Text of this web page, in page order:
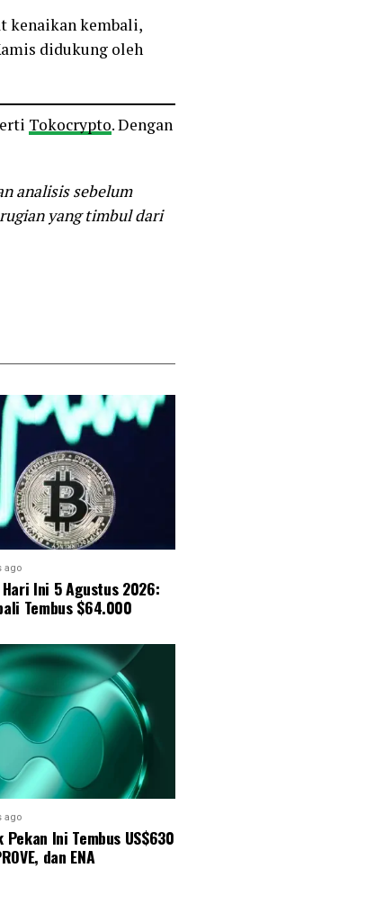
kenaikan kembali,
didukung oleh
Tokocrypto. Dengan
analisis sebelum
yang timbul dari
ago
Ini 5 Agustus 2026:
Tembus $64.000
ago
Pekan Ini Tembus US$630
dan ENA